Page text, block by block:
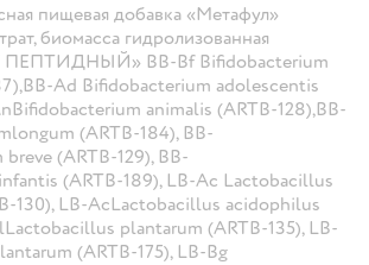
пищевая добавка «Метафул»
биомасса гидролизованная
BB-Bf Bifidobacterium
Ad Bifidobacterium adolescentis
animalis (ARTB-128),BB-
(ARTB-184), BB-
(ARTB-129), BB-
(ARTB-189), LB-Ac Lactobacillus
130), LB-AcLactobacillus acidophilus
plantarum (ARTB-135), LB-
(ARTB-175), LB-Bg